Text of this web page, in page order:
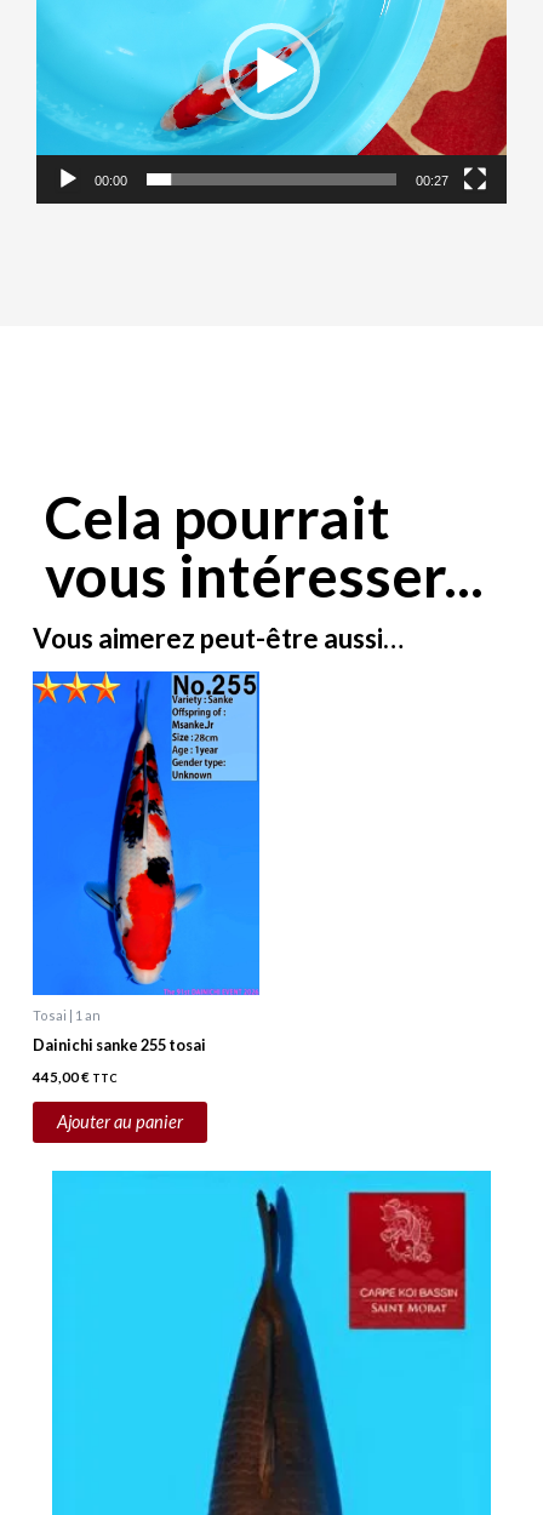
00:00 00:27
Cela pourrait
vous intéresser...
Vous aimerez peut-être aussi…
Tosai | 1 an
Dainichi sanke 255 tosai
445,00€ TTC
Ajouter au panier